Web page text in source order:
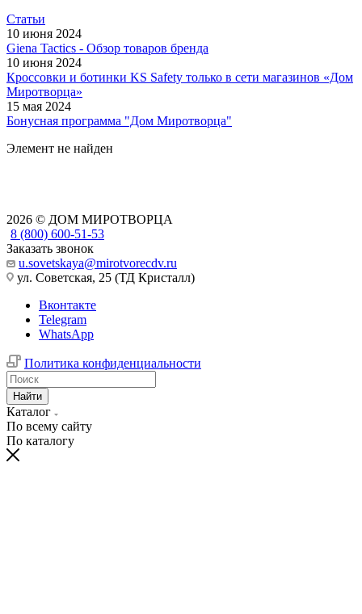
Статьи
10 июня 2024
Giena Tactics - Обзор товаров бренда
10 июня 2024
Кроссовки и ботинки KS Safety только в сети магазинов «Дом
Миротворца»
15 мая 2024
Бонусная программа "Дом Миротворца"
Элемент не найден
2026 © ДОМ МИРОТВОРЦА
8 (800) 600-51-53
Заказать звонок
u.sovetskaya@mirotvorecdv.ru
ул. Советская, 25 (ТД Кристалл)
Вконтакте
Telegram
WhatsApp
Политика конфиденциальности
Найти
Каталог
По всему сайту
По каталогу